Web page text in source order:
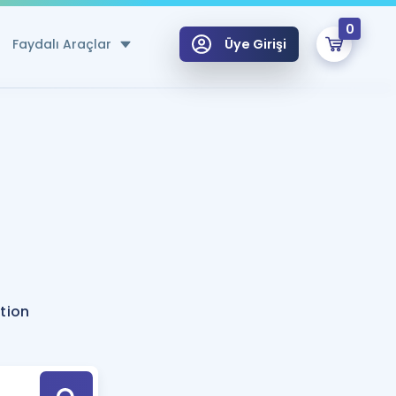
Faydalı Araçlar
Hesaplama Aracı
için Öneriler
Tek Takvimde
Üye Girişi
0
Hoca ile seni sınava hazırlayacak onlarca eğitim seni bekliyor!